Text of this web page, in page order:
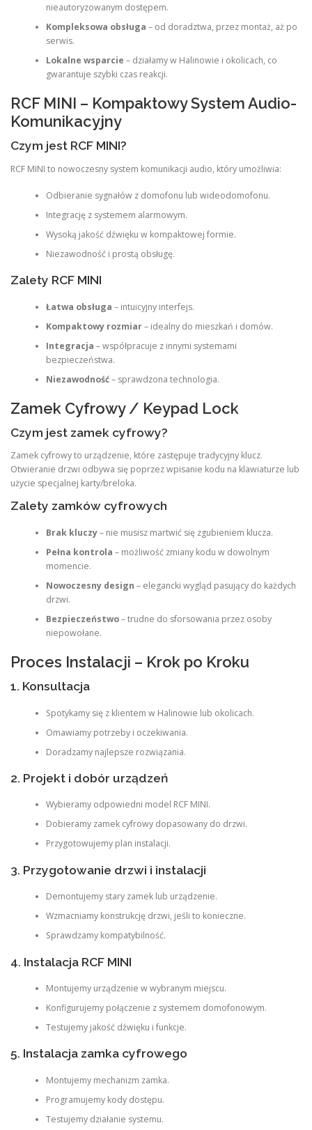
nieautoryzowanym dostępem.
Kompleksowa obsługa – od doradztwa, przez montaż, aż po
serwis.
Lokalne wsparcie – działamy w Halinowie i okolicach, co
gwarantuje szybki czas reakcji.
RCF MINI – Kompaktowy System Audio-
Komunikacyjny
Czym jest RCF MINI?
RCF MINI to nowoczesny system komunikacji audio, który umożliwia:
Odbieranie sygnałów z domofonu lub wideodomofonu.
Integrację z systemem alarmowym.
Wysoką jakość dźwięku w kompaktowej formie.
Niezawodność i prostą obsługę.
Zalety RCF MINI
Łatwa obsługa – intuicyjny interfejs.
Kompaktowy rozmiar– idealny do mieszkań i domów.
Integracja – współpracuje z innymi systemami
bezpieczeństwa.
Niezawodność– sprawdzona technologia.
Zamek Cyfrowy / Keypad Lock
Czym jest zamek cyfrowy?
Zamek cyfrowy to urządzenie, które zastępuje tradycyjny klucz.
Otwieranie drzwi odbywa się poprzez wpisanie kodu na klawiaturze lub
użycie specjalnej karty/breloka.
Zalety zamków cyfrowych
Brak kluczy– nie musisz martwić się zgubieniem klucza.
Pełna kontrola – możliwość zmiany kodu w dowolnym
momencie.
Nowoczesny design – elegancki wygląd pasujący do każdych
drzwi.
Bezpieczeństwo– trudne do sforsowania przez osoby
niepowołane.
Proces Instalacji – Krok po Kroku
1. Konsultacja
Spotykamy się z klientem w Halinowie lub okolicach.
Omawiamy potrzeby i oczekiwania.
Doradzamy najlepsze rozwiązania.
2. Projekt i dobór urządzeń
Wybieramy odpowiedni model RCF MINI.
Dobieramy zamek cyfrowy dopasowany do drzwi.
Przygotowujemy plan instalacji.
3. Przygotowanie drzwi i instalacji
Demontujemy stary zamek lub urządzenie.
Wzmacniamy konstrukcję drzwi, jeśli to konieczne.
Sprawdzamy kompatybilność.
4. Instalacja RCF MINI
Montujemy urządzenie w wybranym miejscu.
Konfigurujemy połączenie z systemem domofonowym.
Testujemy jakość dźwięku i funkcje.
5. Instalacja zamka cyfrowego
Montujemy mechanizm zamka.
Programujemy kody dostępu.
Testujemy działanie systemu.